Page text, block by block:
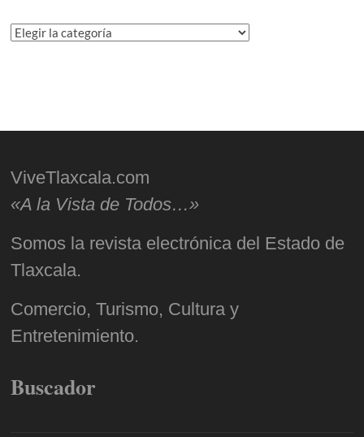
Categorías
ViveTlaxcala.com
«A la Vista de Todos…»
Somos la revista electrónica del Estado de
Tlaxcala.
Comercio, Turismo, Cultura y
Entretenimiento.
Buscador